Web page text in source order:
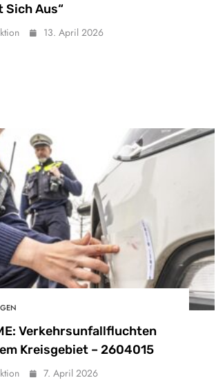
Sich Aus“
13. April 2026
Verkehrsunfallfluchten
Kreisgebiet – 2604015
7. April 2026